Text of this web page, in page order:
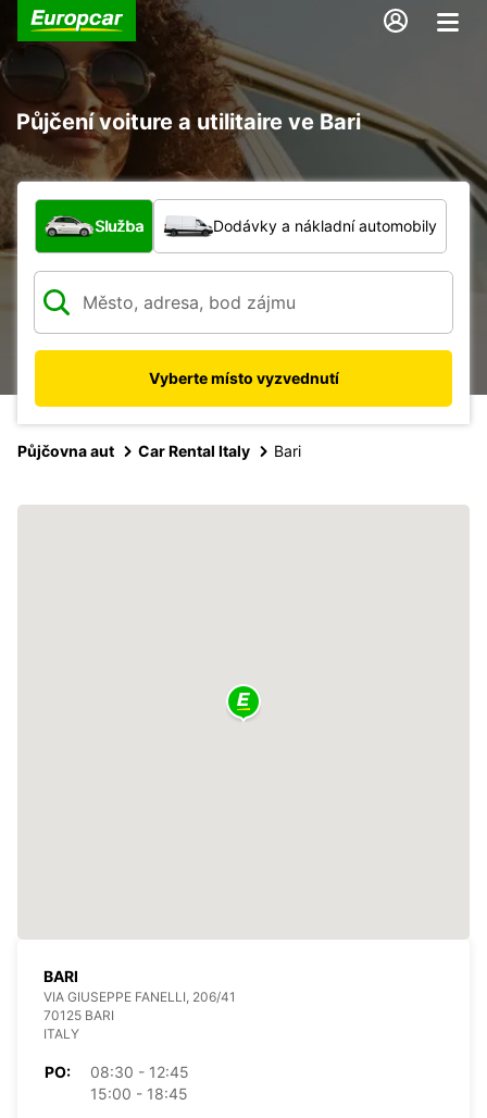
Půjčení voiture a utilitaire ve Bari
Jaký typ vozidla?
Služba Dodávky a nákladní automobily
Vyberte místo vyzvednutí
Půjčovna aut Car Rental Italy Bari
BARI
VIA GIUSEPPE FANELLI, 206/41
70125 BARI
ITALY
PO:
08:30 - 12:45
15:00 - 18:45